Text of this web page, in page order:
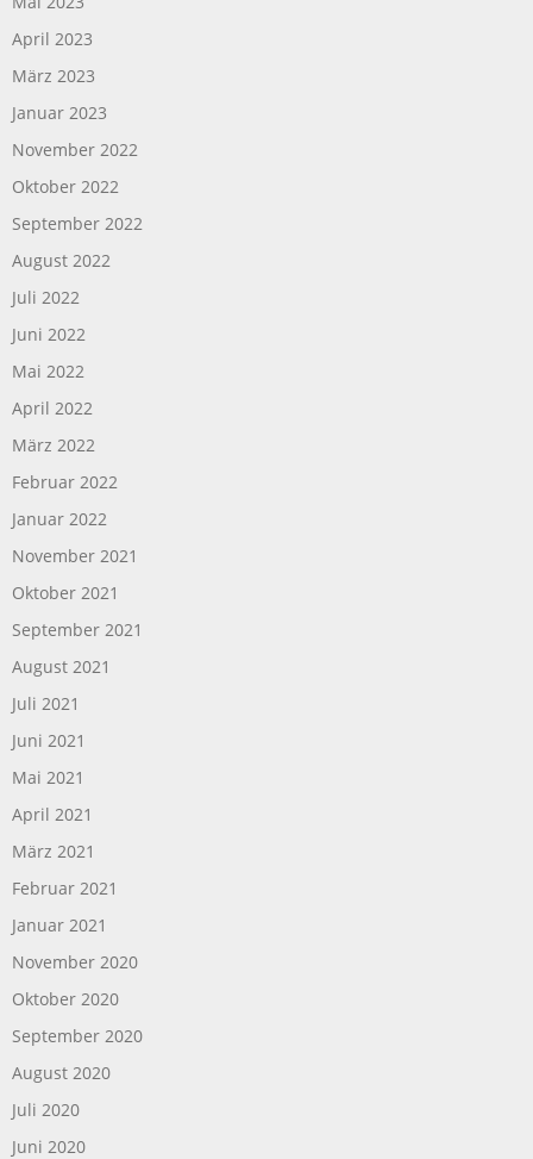
April 2023
März 2023
Januar 2023
November 2022
Oktober 2022
September 2022
August 2022
Juli 2022
Juni 2022
Mai 2022
April 2022
März 2022
Februar 2022
Januar 2022
November 2021
Oktober 2021
September 2021
August 2021
Juli 2021
Juni 2021
Mai 2021
April 2021
März 2021
Februar 2021
Januar 2021
November 2020
Oktober 2020
September 2020
August 2020
Juli 2020
Juni 2020